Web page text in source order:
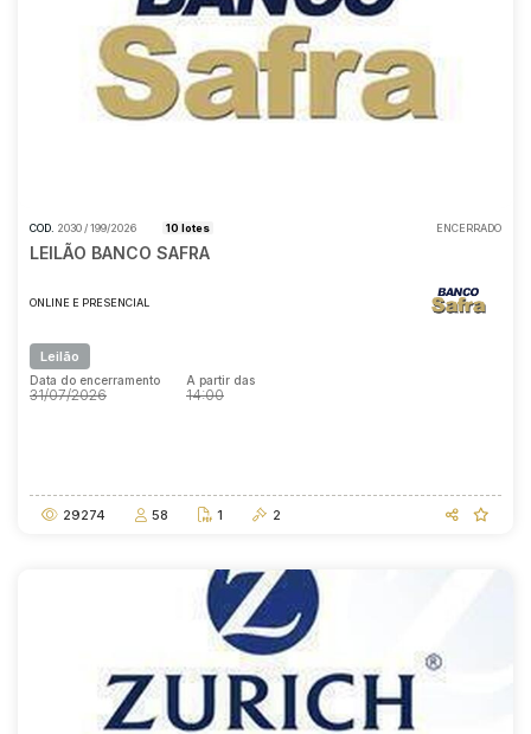
COD. 2030 / 199/2026 10 lotes ENCERRADO
LEILÃO BANCO SAFRA
ONLINE E PRESENCIAL
Leilão
Data do encerramento
31/07/2026
A partir das
14:00
29274 58 1 2